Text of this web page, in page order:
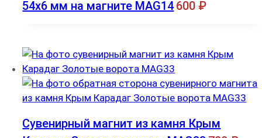
54х6 мм на магните MAG14 600 ₽
Сувенирный магнит из камня Крым